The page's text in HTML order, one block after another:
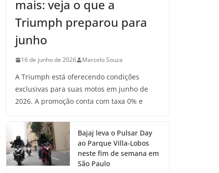
mais: veja o que a
Triumph preparou para
junho
16 de junho de 2026 Marcelo Souza
A Triumph está oferecendo condições
exclusivas para suas motos em junho de
2026. A promoção conta com taxa 0% e
Bajaj leva o Pulsar Day
ao Parque Villa-Lobos
neste fim de semana em
São Paulo